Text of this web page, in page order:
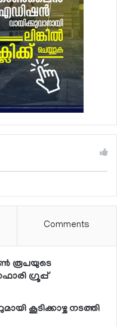
Comments
രൂപയുടെ
ഗ്രൂപ്പ്
കൂടിക്കാഴ്ച നടത്തി